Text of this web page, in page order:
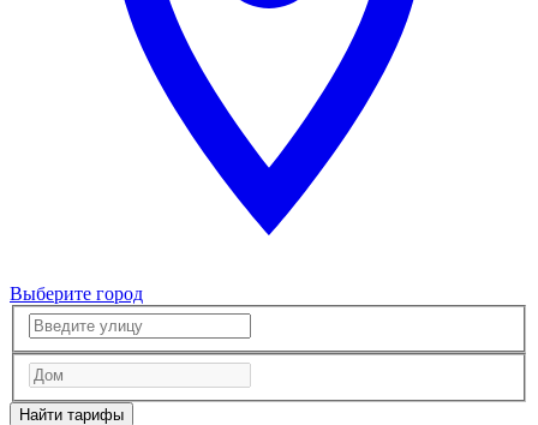
Выберите город
Найти тарифы